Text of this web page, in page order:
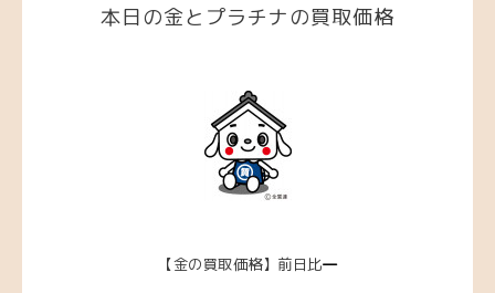
本日の金とプラチナの買取価格
【金の買取価格】前日比―